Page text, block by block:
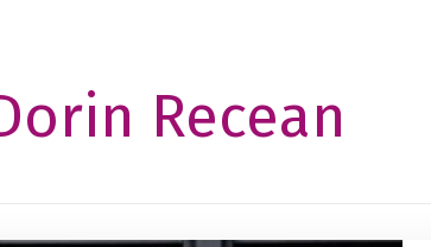
Recean